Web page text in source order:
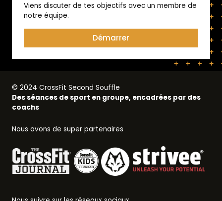
Viens discuter de tes objectifs avec un membre de
notre équipe.
Démarrer
© 2024 CrossFit Second Souffle
Des séances de sport en groupe, encadrées par des
coachs
Nous avons de super partenaires